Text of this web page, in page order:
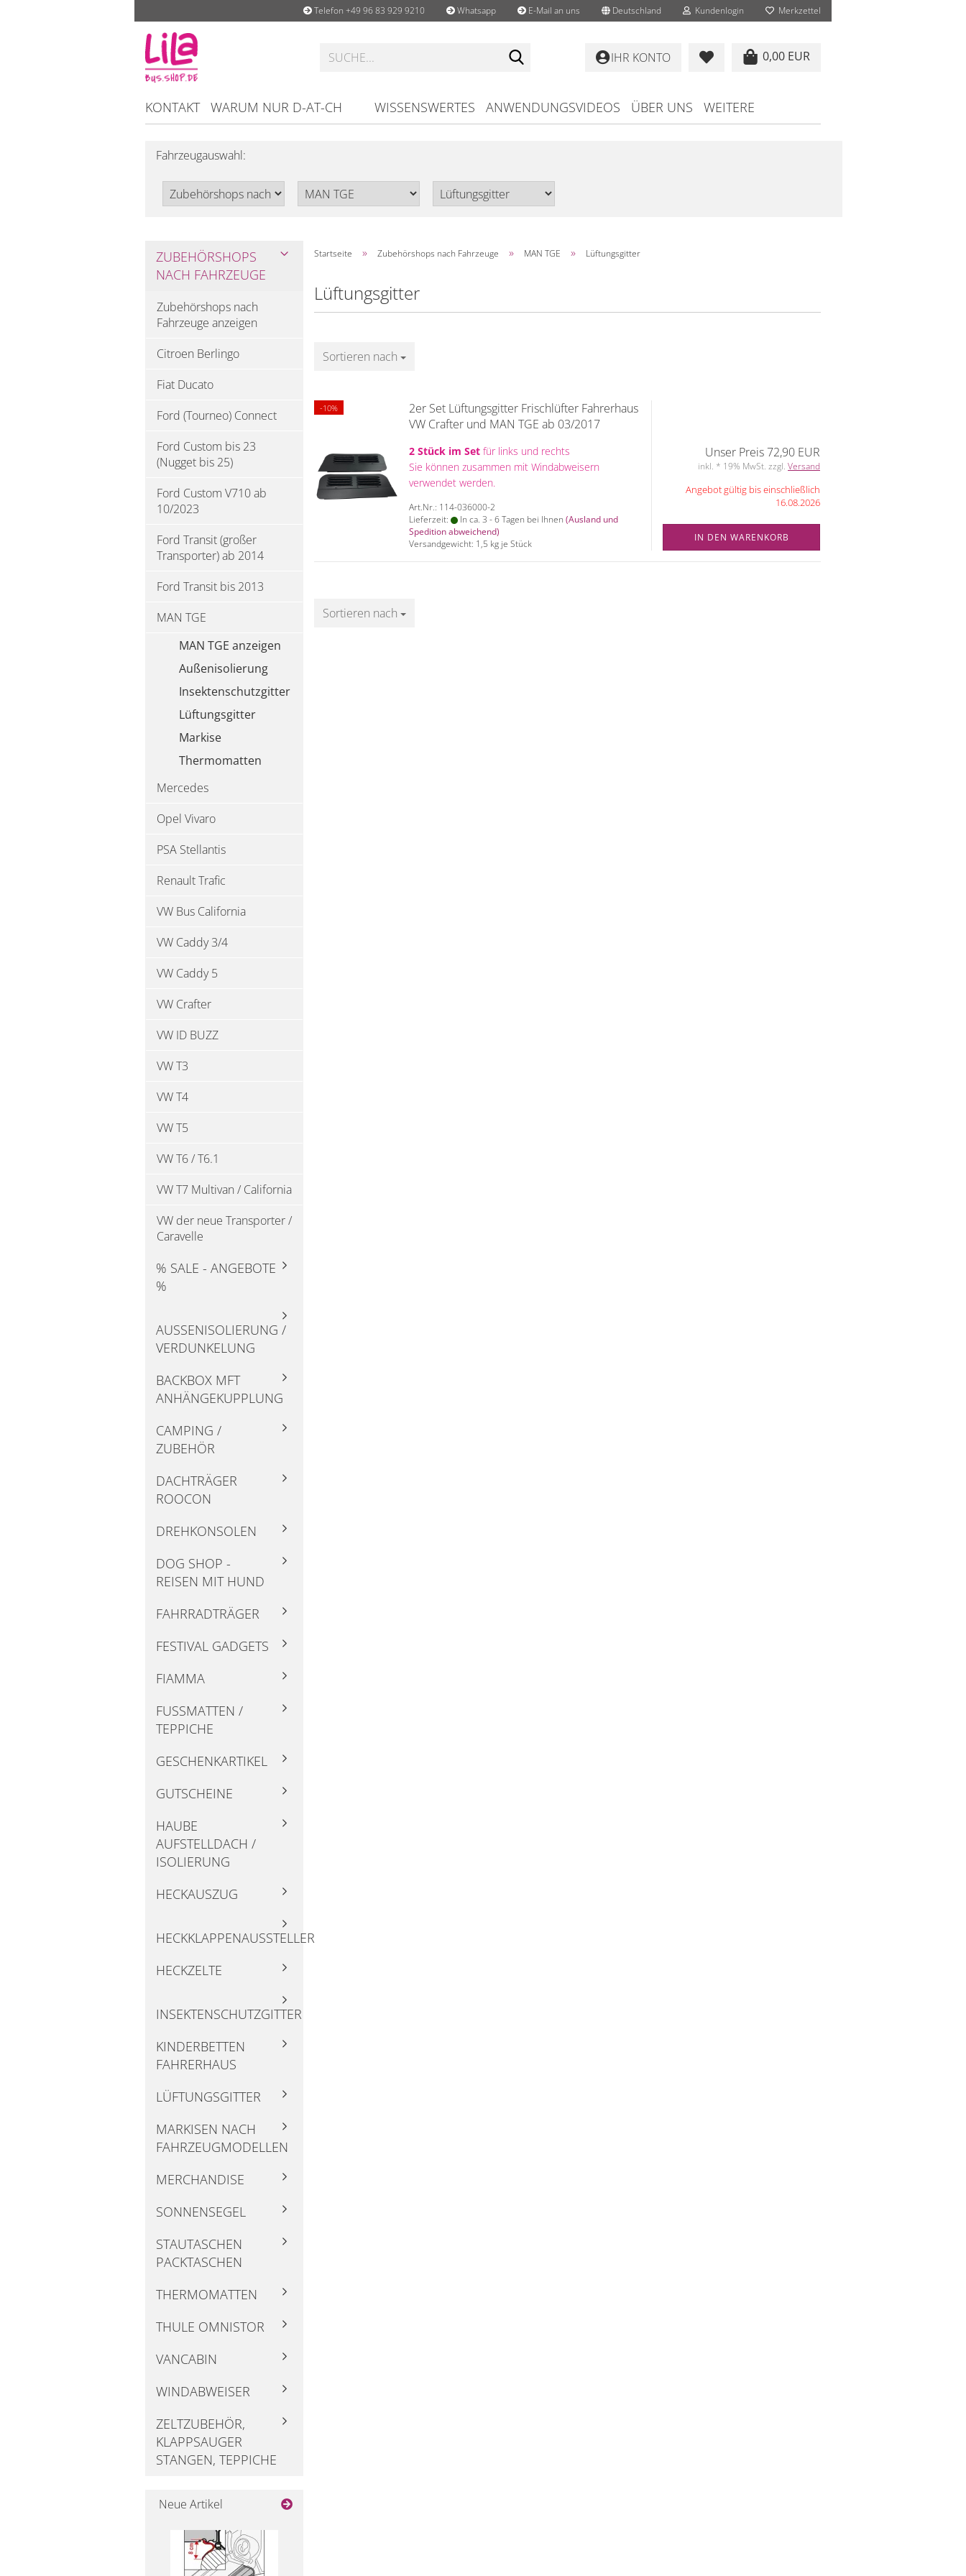
Telefon +49 96 83 929 9210 Whatsapp E-Mail an uns Deutschland Kundenlogin Merkzettel
0,00 EUR
IHR KONTO
KONTAKT WARUM NUR D-AT-CH WISSENSWERTES ANWENDUNGSVIDEOS ÜBER UNS WEITERE
Fahrzeugauswahl:
Startseite » Zubehörshops nach Fahrzeuge » MAN TGE » Lüftungsgitter
Lüftungsgitter
Sortieren nach
Sortieren nach
-10%
2er Set Lüftungsgitter Frischlüfter Fahrerhaus
VW Crafter und MAN TGE ab 03/2017
2 Stück im Set für links und rechts
Sie können zusammen mit Windabweisern
verwendet werden.
Art.Nr.: 114-036000-2
Lieferzeit:
In ca. 3 - 6 Tagen bei Ihnen (Ausland und
Spedition abweichend)
Versandgewicht: 1,5 kg je Stück
Unser Preis 72,90 EUR
inkl. * 19% MwSt. zzgl. Versand
Angebot gültig bis einschließlich
16.08.2026
IN DEN WARENKORB
Sortieren nach
Sortieren nach
ZUBEHÖRSHOPS
NACH FAHRZEUGE
Zubehörshops nach
Fahrzeuge anzeigen
Citroen Berlingo
Fiat Ducato
Ford (Tourneo) Connect
Ford Custom bis 23
(Nugget bis 25)
Ford Custom V710 ab
10/2023
Ford Transit (großer
Transporter) ab 2014
Ford Transit bis 2013
MAN TGE
MAN TGE anzeigen
Außenisolierung
Insektenschutzgitter
Lüftungsgitter
Markise
Thermomatten
Mercedes
Opel Vivaro
PSA Stellantis
Renault Trafic
VW Bus California
VW Caddy 3/4
VW Caddy 5
VW Crafter
VW ID BUZZ
VW T3
VW T4
VW T5
VW T6 / T6.1
VW T7 Multivan / California
VW der neue Transporter /
Caravelle
% SALE - ANGEBOTE
%
AUSSENISOLIERUNG / V
ERDUNKELUNG
BACKBOX MFT
ANHÄNGEKUPPLUNG
CAMPING /
ZUBEHÖR
DACHTRÄGER
ROOCON
DREHKONSOLEN
DOG SHOP -
REISEN MIT HUND
FAHRRADTRÄGER
FESTIVAL GADGETS
FIAMMA
FUSSMATTEN / T
EPPICHE
GESCHENKARTIKEL
GUTSCHEINE
HAUBE
AUFSTELLDACH /
ISOLIERUNG
HECKAUSZUG
HECKKLAPPENAUSSTELLER
HECKZELTE
INSEKTENSCHUTZGITTER
KINDERBETTEN
FAHRERHAUS
LÜFTUNGSGITTER
MARKISEN NACH
FAHRZEUGMODELLEN
MERCHANDISE
SONNENSEGEL
STAUTASCHEN
PACKTASCHEN
THERMOMATTEN
THULE OMNISTOR
VANCABIN
WINDABWEISER
ZELTZUBEHÖR,
KLAPPSAUGER
STANGEN, TEPPICHE
Neue Artikel